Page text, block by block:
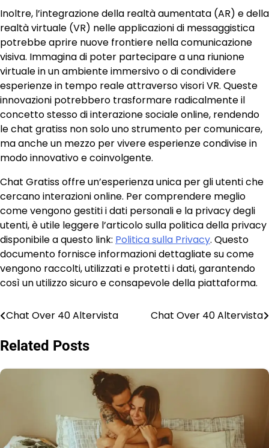
Inoltre, l’integrazione della realtà aumentata (AR) e della
realtà virtuale (VR) nelle applicazioni di messaggistica
potrebbe aprire nuove frontiere nella comunicazione
visiva. Immagina di poter partecipare a una riunione
virtuale in un ambiente immersivo o di condividere
esperienze in tempo reale attraverso visori VR. Queste
innovazioni potrebbero trasformare radicalmente il
concetto stesso di interazione sociale online, rendendo
le chat gratiss non solo uno strumento per comunicare,
ma anche un mezzo per vivere esperienze condivise in
modo innovativo e coinvolgente.
Chat Gratiss offre un’esperienza unica per gli utenti che
cercano interazioni online. Per comprendere meglio
come vengono gestiti i dati personali e la privacy degli
utenti, è utile leggere l’articolo sulla politica della privacy
disponibile a questo link: Politica sulla Privacy. Questo
documento fornisce informazioni dettagliate su come
vengono raccolti, utilizzati e protetti i dati, garantendo
così un utilizzo sicuro e consapevole della piattaforma.
Post
navigation
Chat Over 40 Altervista Chat Over 40 Altervista
Related Posts